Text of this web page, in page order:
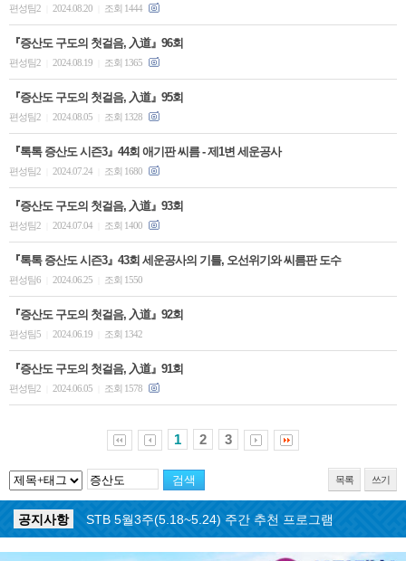
편성팀2 2024.08.20 조회 1444
『증산도 구도의 첫걸음, 入道』96회
편성팀2 2024.08.19 조회 1365
『증산도 구도의 첫걸음, 入道』95회
편성팀2 2024.08.05 조회 1328
『톡톡 증산도 시즌3』44회 애기판 씨름 - 제1변 세운공사
편성팀2 2024.07.24 조회 1680
『증산도 구도의 첫걸음, 入道』93회
편성팀2 2024.07.04 조회 1400
『톡톡 증산도 시즌3』43회 세운공사의 기틀, 오선위기와 씨름판 도수
편성팀6 2024.06.25 조회 1550
『증산도 구도의 첫걸음, 入道』92회
편성팀5 2024.06.19 조회 1342
『증산도 구도의 첫걸음, 入道』91회
편성팀2 2024.06.05 조회 1578
1 2 3
목록 쓰기
공지사항
STB 5월4주(5.25~5.31) 주간 추천 프로그램
공지사항
STB 5월3주(5.18~5.24) 주간 추천 프로그램
공지사항
STB 4월마지막주(4.27~5.3) 주간 추천 프로그램
STB 4월4주(4.20~4.26) 주간 추천 프로그램